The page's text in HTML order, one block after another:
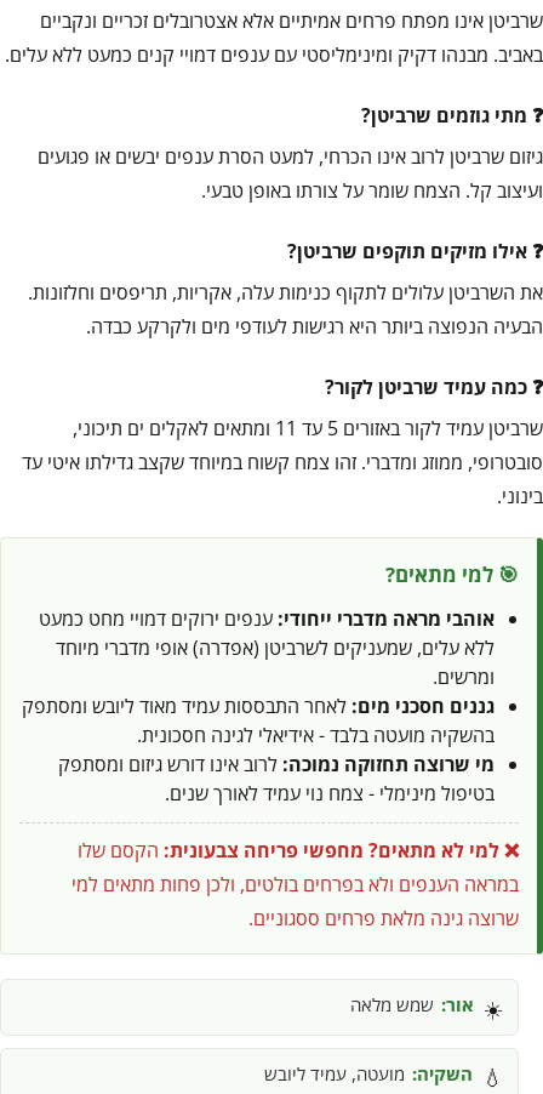
שרביטן אינו מפתח פרחים אמיתיים אלא אצטרובלים זכריים ונקביים
באביב. מבנהו דקיק ומינימליסטי עם ענפים דמויי קנים כמעט ללא עלים.
מתי גוזמים שרביטן?
גיזום שרביטן לרוב אינו הכרחי, למעט הסרת ענפים יבשים או פגועים
ועיצוב קל. הצמח שומר על צורתו באופן טבעי.
אילו מזיקים תוקפים שרביטן?
את השרביטן עלולים לתקוף כנימות עלה, אקריות, תריפסים וחלזונות.
הבעיה הנפוצה ביותר היא רגישות לעודפי מים ולקרקע כבדה.
כמה עמיד שרביטן לקור?
שרביטן עמיד לקור באזורים 5 עד 11 ומתאים לאקלים ים תיכוני,
סובטרופי, ממוזג ומדברי. זהו צמח קשוח במיוחד שקצב גדילתו איטי עד
בינוני.
🎯 למי מתאים?
אוהבי מראה מדברי ייחודי: ענפים ירוקים דמויי מחט כמעט
ללא עלים, שמעניקים לשרביטן (אפדרה) אופי מדברי מיוחד
ומרשים.
גננים חסכני מים: לאחר התבססות עמיד מאוד ליובש ומסתפק
בהשקיה מועטה בלבד - אידיאלי לגינה חסכונית.
מי שרוצה תחזוקה נמוכה: לרוב אינו דורש גיזום ומסתפק
בטיפול מינימלי - צמח נוי עמיד לאורך שנים.
❌ למי לא מתאים? מחפשי פריחה צבעונית: הקסם שלו
במראה הענפים ולא בפרחים בולטים, ולכן פחות מתאים למי
שרוצה גינה מלאת פרחים ססגוניים.
☀️ אור: שמש מלאה
💧 השקיה: מועטה, עמיד ליובש